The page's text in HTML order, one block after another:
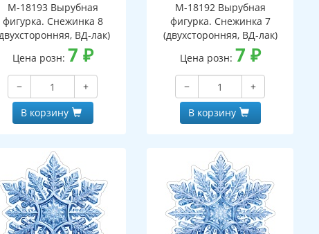
М-18193 Вырубная
фигурка. Снежинка 8
ВД-лак)
Цена розн: 7 ₽
−
+
В корзину
М-18192 Вырубная
фигурка. Снежинка 7
(двухсторонняя, ВД-лак)
Цена розн: 7 ₽
−
+
В корзину